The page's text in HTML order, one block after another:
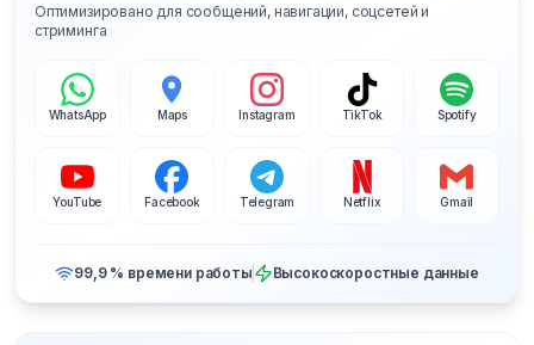
Оптимизировано для сообщений, навигации, соцсетей и
стриминга
WhatsApp Maps Instagram TikTok Spotify
YouTube Facebook Telegram Netflix Gmail
99,9 % времени работы Высокоскоростные данные